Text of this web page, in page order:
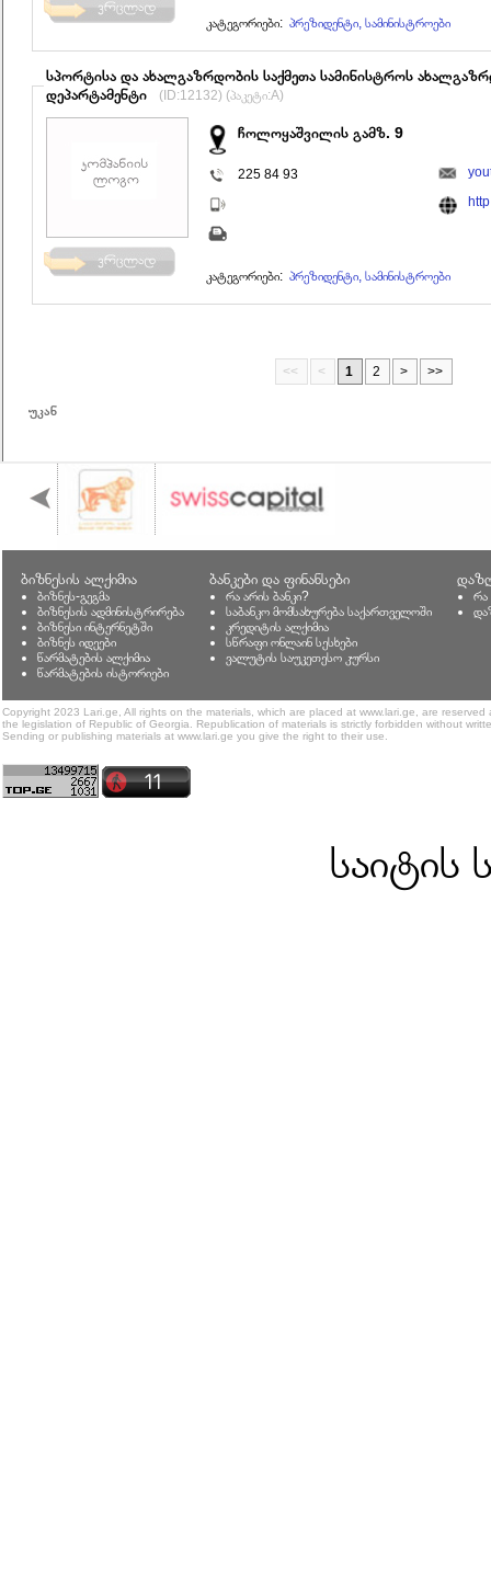
კატეგორიები: პრეზიდენტი, სამინისტროები
სპორტისა და ახალგაზრდობის საქმეთა სამინისტროს
დეპარტამენტი
(ID:12132) (პაკეტი:A)
ჩოლოყაშვილის გამზ. 9
225 84 93
კატეგორიები: პრეზიდენტი, სამინისტროები
<< < 1 2 > >>
უკან
ბიზნესის ალქიმია
ბიზნეს-გეგმა
ბიზნესის ადმინისტრირება
ბიზნესი ინტერნეტში
ბიზნეს იდეები
წარმატების ალქიმია
წარმატების ისტორიები
ბანკები და ფინანსები
რა არის ბანკი?
საბანკო მომსახურება საქართველოში
კრედიტის ალქიმია
სწრაფი ონლაინ სესხები
ვალუტის საუკეთესო კურსი
რა
Copyright 2023 Lari.ge, All rights on the materials, which are placed at www.lari.ge, are
the legislation of Republic of Georgia. Republication of materials is strictly forbidden without
Sending or publishing materials at www.lari.ge you give the right to their use.
საიტის